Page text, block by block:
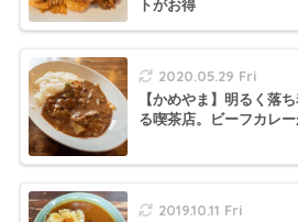
トがお得
2020.05.29 Fri
【かめやま】明るく落
る喫茶店。ビーフカレ
2019.10.11 Fri